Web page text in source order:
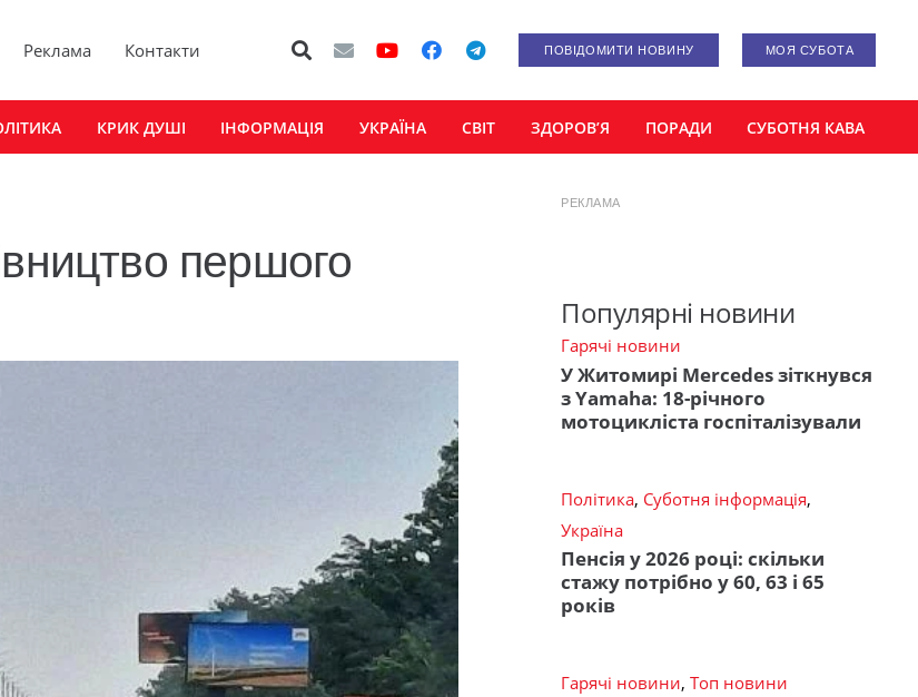
Реклама Контакти ПОВІДОМИТИ НОВИНУ МОЯ СУБОТА
КРИК ДУШІ ІНФОРМАЦІЯ УКРАЇНА СВІТ ЗДОРОВ’Я ПОРАДИ СУБОТНЯ КАВА
першого
РЕКЛАМА
Популярні новини
Гарячі новини
У Житомирі Mercedes зіткнувся
з Yamaha: 18-річного
мотоцикліста госпіталізували
Політика, Суботня інформація,
Україна
Пенсія у 2026 році: скільки
стажу потрібно у 60, 63 і 65
років
Гарячі новини, Топ новини